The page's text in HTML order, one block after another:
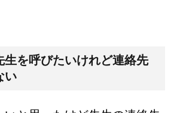
生を呼びたいけれど連絡先
い